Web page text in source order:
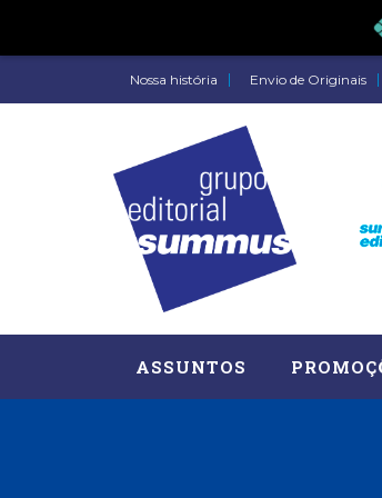
Nossa história Envio de Originais
ASSUNTOS